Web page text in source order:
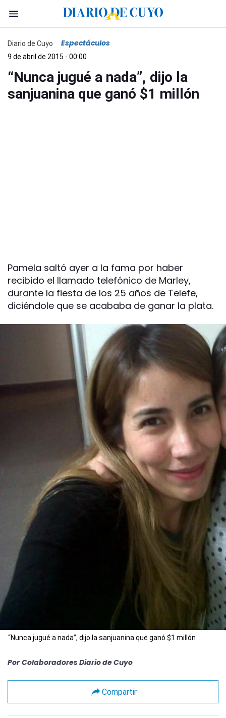
Diario de Cuyo Espectáculos
9 de abril de 2015 - 00:00
“Nunca jugué a nada”, dijo la
sanjuanina que ganó $1 millón
Pamela saltó ayer a la fama por haber
recibido el llamado telefónico de Marley,
durante la fiesta de los 25 años de Telefe,
diciéndole que se acababa de ganar la plata.
“Nunca jugué a nada”, dijo la sanjuanina que ganó $1 millón
Por Colaboradores Diario de Cuyo
Compartir